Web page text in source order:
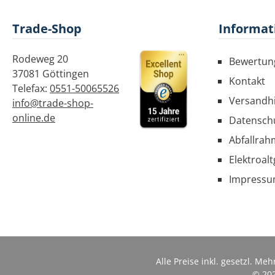
Trade-Shop
Rodeweg 20
37081 Göttingen
Telefax: 0551-50065526
info@trade-shop-
online.de
Kontakt
Alle Preise inkl. gesetzl.